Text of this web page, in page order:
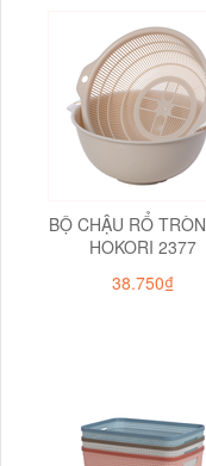
BỘ CHẬU RỔ
HOKORI 2377
38.750₫